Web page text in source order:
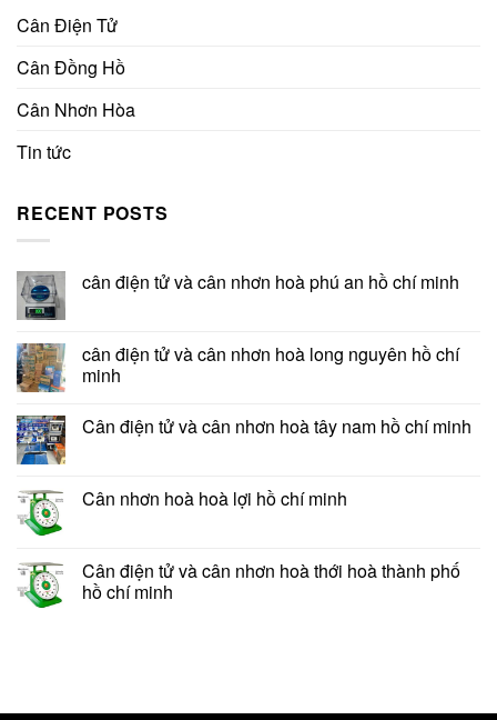
Cân Điện Tử
Cân Đồng Hồ
Cân Nhơn Hòa
Tin tức
RECENT POSTS
cân điện tử và cân nhơn hoà phú an hồ chí minh
cân điện tử và cân nhơn hoà long nguyên hồ chí
minh
Cân điện tử và cân nhơn hoà tây nam hồ chí minh
Cân nhơn hoà hoà lợi hồ chí minh
Cân điện tử và cân nhơn hoà thới hoà thành phố
hồ chí minh